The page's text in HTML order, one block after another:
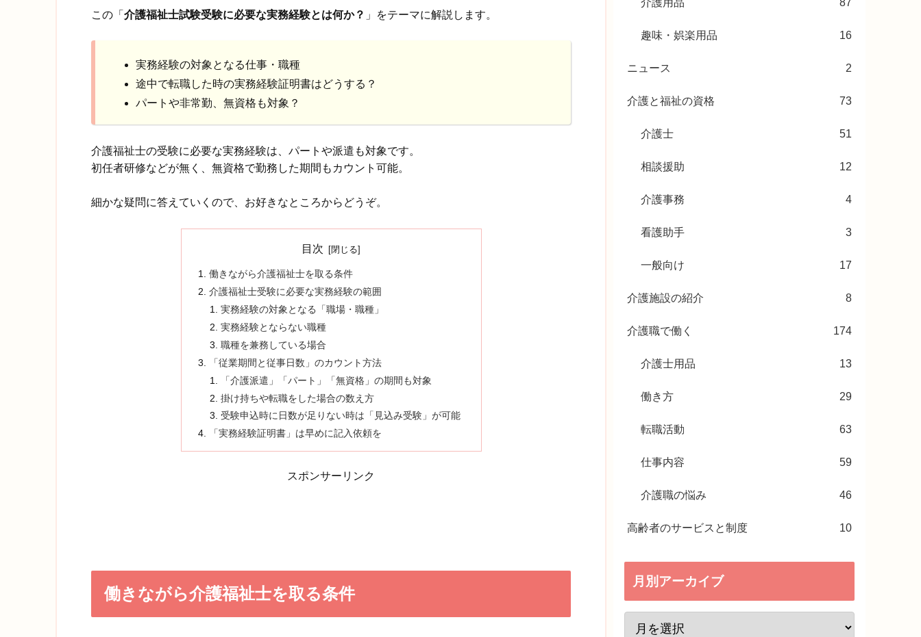
この「 介護福祉士試験受験に必要な実務経験とは何か？ 」をテーマに解説します。
実務経験の対象となる仕事・職種
途中で転職した時の実務経験証明書はどうする？
パートや非常勤、無資格も対象？
介護福祉士の受験に必要な実務経験は、パートや派遣も対象です。
初任者研修などが無く、無資格で勤務した期間もカウント可能。
細かな疑問に答えていくので、お好きなところからどうぞ。
目次
働きながら介護福祉士を取る条件
介護福祉士受験に必要な実務経験の範囲
実務経験の対象となる「職場・職種」
実務経験とならない職種
職種を兼務している場合
「従業期間と従事日数」のカウント方法
「介護派遣」「パート」「無資格」の期間も対象
掛け持ちや転職をした場合の数え方
受験申込時に日数が足りない時は「見込み受験」が可能
「実務経験証明書」は早めに記入依頼を
スポンサーリンク
働きながら介護福祉士を取る条件
趣味・娯楽用品 16
ニュース 2
介護と福祉の資格 73
介護士 51
相談援助 12
介護事務 4
看護助手 3
一般向け 17
介護施設の紹介 8
介護職で働く 174
介護士用品 13
働き方 29
転職活動 63
仕事内容 59
介護職の悩み 46
高齢者のサービスと制度 10
月別アーカイブ